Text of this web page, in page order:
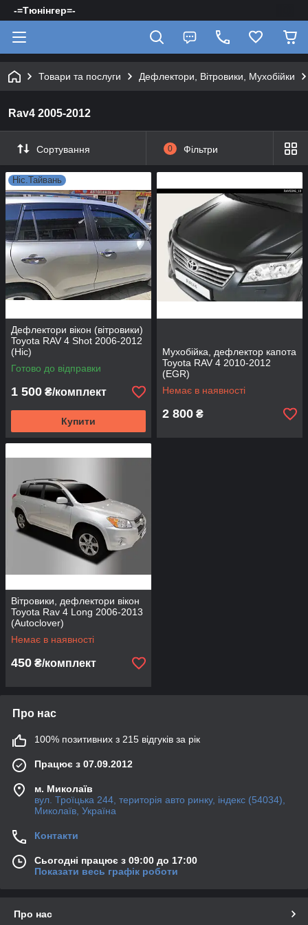
-=Тюнінгер=-
Товари та послуги Дефлектори, Вітровики, Мухобійки
Rav4 2005-2012
Сортування 0 Фільтри
Hic.Тайвань
Дефлектори вікон (вітровики)
Toyota RAV 4 Shot 2006-2012
(Hic)
Готово до відправки
1 500 ₴/комплект
Купити
Мухобійка, дефлектор капота
Toyota RAV 4 2010-2012
(EGR)
Немає в наявності
2 800 ₴
Вітровики, дефлектори вікон
Toyota Rav 4 Long 2006-2013
(Autoclover)
Немає в наявності
450 ₴/комплект
Про нас
100% позитивних з 215 відгуків за рік
Працює з 07.09.2012
м. Миколаїв
вул. Троїцька 244, територія авто ринку, індекс (54034),
Миколаїв, Україна
Контакти
Сьогодні працює з 09:00 до 17:00
Показати весь графік роботи
Про нас